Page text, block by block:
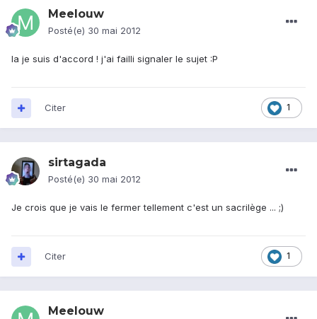
Meelouw
Posté(e) 30 mai 2012
la je suis d'accord ! j'ai failli signaler le sujet :P
1
Citer
sirtagada
Posté(e) 30 mai 2012
Je crois que je vais le fermer tellement c'est un sacrilège ... ;)
1
Citer
Meelouw